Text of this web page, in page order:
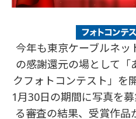
今年も東京ケーブルネ
の感謝還元の場として「
クフォトコンテスト」を
1月30日の期間に写真を
る審査の結果、受賞作